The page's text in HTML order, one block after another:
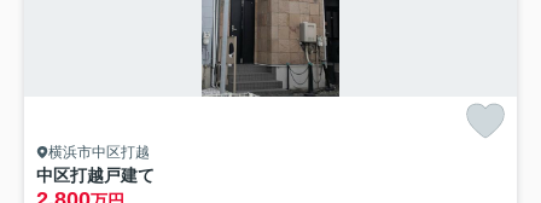
横浜市中区打越
中区打越戸建て